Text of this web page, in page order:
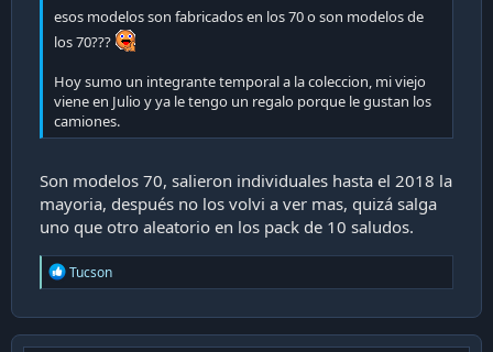
ó
esos modelos son fabricados en los 70 o son modelos de
los 70???
Hoy sumo un integrante temporal a la coleccion, mi viejo
viene en Julio y ya le tengo un regalo porque le gustan los
camiones.
Son modelos 70, salieron individuales hasta el 2018 la
mayoria, después no los volvi a ver mas, quizá salga
uno que otro aleatorio en los pack de 10 saludos.
R
e
c
t
Tucson